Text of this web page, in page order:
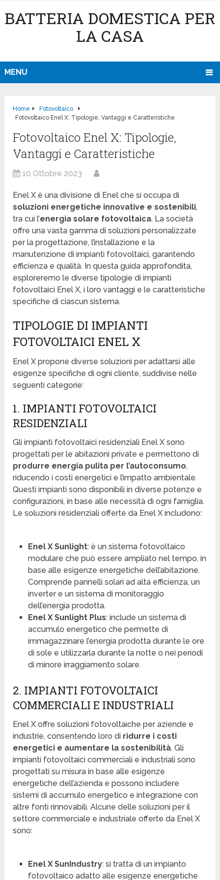
BATTERIA DOMESTICA PER
LA CASA
MENU
Home
Fotovoltaico
Fotovoltaico Enel X: Tipologie, Vantaggi e Caratteristiche
Fotovoltaico Enel X: Tipologie,
Vantaggi e Caratteristiche
10 Ottobre 2023
Enel X è una divisione di Enel che si occupa di
soluzioni energetiche innovative e sostenibili,
tra cui l’energia solare fotovoltaica. La società
offre una vasta gamma di soluzioni personalizzate
per la progettazione, l’installazione e la
manutenzione di impianti fotovoltaici, garantendo
efficienza e qualità. In questa guida approfondita,
esploreremo le diverse tipologie di impianti
fotovoltaici Enel X, i loro vantaggi e le caratteristiche
specifiche di ciascun sistema.
TIPOLOGIE DI IMPIANTI
FOTOVOLTAICI ENEL X
Enel X propone diverse soluzioni per adattarsi alle
esigenze specifiche di ogni cliente, suddivise nelle
seguenti categorie:
1. IMPIANTI FOTOVOLTAICI
RESIDENZIALI
Gli impianti fotovoltaici residenziali Enel X sono
progettati per le abitazioni private e permettono di
produrre energia pulita per l’autoconsumo,
riducendo i costi energetici e l’impatto ambientale.
Questi impianti sono disponibili in diverse potenze e
configurazioni, in base alle necessità di ogni famiglia.
Le soluzioni residenziali offerte da Enel X includono:
Enel X Sunlight: è un sistema fotovoltaico
modulare che può essere ampliato nel tempo, in
base alle esigenze energetiche dell’abitazione.
Comprende pannelli solari ad alta efficienza, un
inverter e un sistema di monitoraggio
dell’energia prodotta.
Enel X Sunlight Plus: include un sistema di
accumulo energetico che permette di
immagazzinare l’energia prodotta durante le ore
di sole e utilizzarla durante la notte o nei periodi
di minore irraggiamento solare.
2. IMPIANTI FOTOVOLTAICI
COMMERCIALI E INDUSTRIALI
Enel X offre soluzioni fotovoltaiche per aziende e
industrie, consentendo loro di ridurre i costi
energetici e aumentare la sostenibilità. Gli
impianti fotovoltaici commerciali e industriali sono
progettati su misura in base alle esigenze
energetiche dell’azienda e possono includere
sistemi di accumulo energetico e integrazione con
altre fonti rinnovabili. Alcune delle soluzioni per il
settore commerciale e industriale offerte da Enel X
sono:
Enel X SunIndustry: si tratta di un impianto
fotovoltaico adatto alle esigenze energetiche